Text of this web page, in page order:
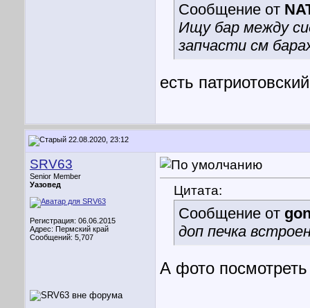
Сообщение от
Ищу бар между
запчасти см
есть
22.08.2020, 23:12
SRV63
Senior Member
Уазовед
Регистрация: 06.06.2015
Адрес: Пермский край
Сообщений: 5,707
Цитата:
Сообщение от
доп печка
А фото